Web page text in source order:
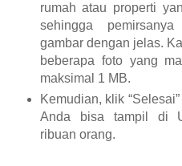
rumah atau properti
sehingga
gambar dengan jelas.
beberapa foto yang
maksimal 1 MB.
Kemudian, klik
Anda bisa tampil di
ribuan orang.